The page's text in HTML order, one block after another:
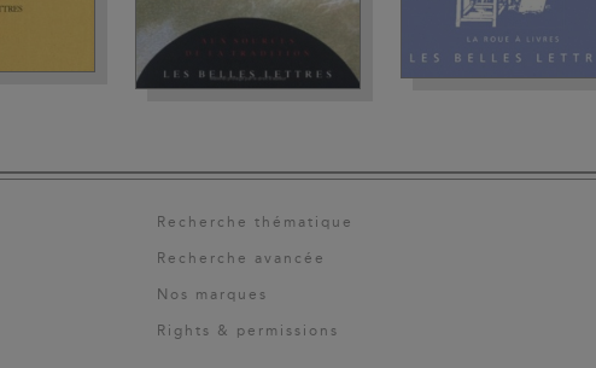
Recherche thématique
Recherche avancée
Nos marques
Rights & permissions